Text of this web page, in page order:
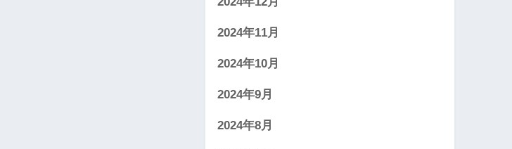
2024年11月
2024年10月
2024年9月
2024年8月